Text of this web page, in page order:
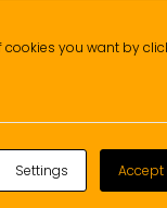
cookies you want by
Settings Accept